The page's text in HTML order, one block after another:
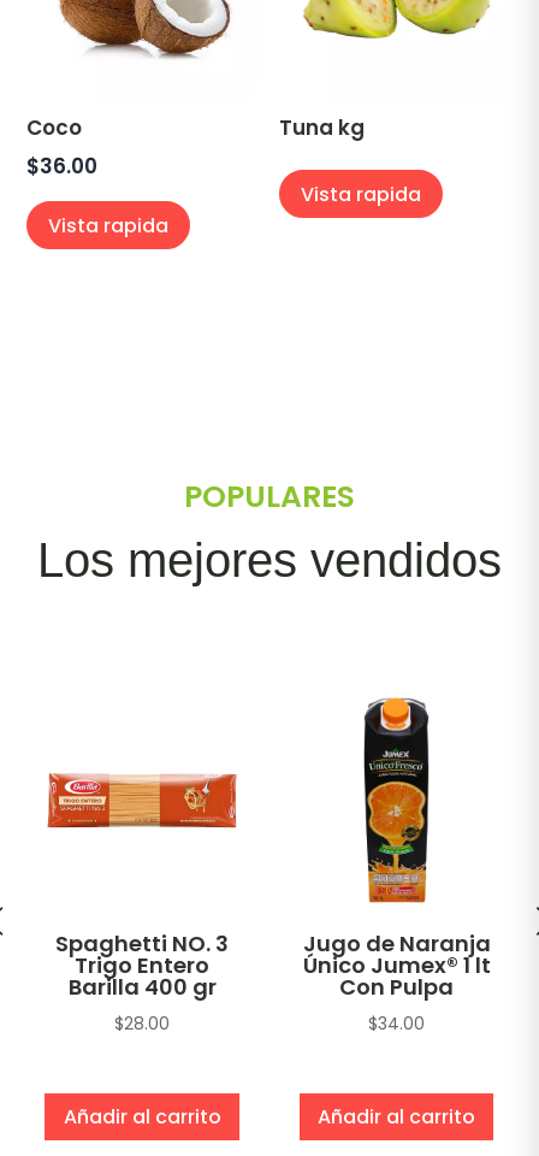
Coco
$36.00
Vista rapida
Tuna kg
Vista rapida
POPULARES
Los mejores vendidos
Spaghetti NO. 3
Trigo Entero
Barilla 400 gr
$28.00
Añadir al carrito
Jugo de Naranja
Único Jumex® 1 lt
Con Pulpa
$34.00
Añadir al carrito